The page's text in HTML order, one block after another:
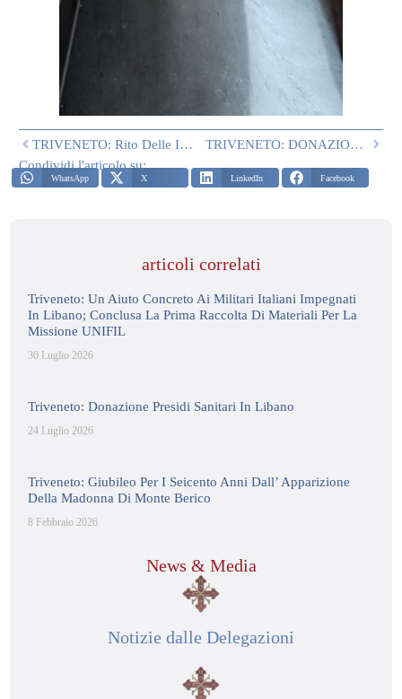
TRIVENETO: Rito Delle Investiture Presso Il Duomo Di Montebelluna (TV)
TRIVENETO: DONAZIONE DI MASCHERINE E DI ALIMENTI A UDINE
Condividi l'articolo su:
WhatsApp X LinkedIn Facebook
articoli correlati
Triveneto: Un Aiuto Concreto Ai Militari Italiani Impegnati
In Libano; Conclusa La Prima Raccolta Di Materiali Per La
Missione UNIFIL
30 Luglio 2026
Triveneto: Donazione Presidi Sanitari In Libano
24 Luglio 2026
Triveneto: Giubileo Per I Seicento Anni Dall’ Apparizione
Della Madonna Di Monte Berico
8 Febbraio 2026
News & Media
Notizie dalle Delegazioni